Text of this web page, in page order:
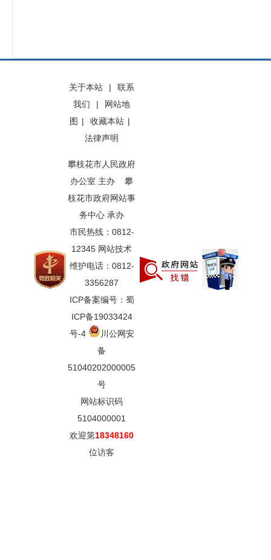
关于本站 |
联系
我们
|
网站地
图 | 收藏本站 |
法律声明
攀枝花市人民政府
办公室 主办 攀
枝花市政府网站事
务中心 承办
市民热线：0812-
12345 网站技术
维护电话：0812-
3356287
ICP备案编号：蜀
ICP备19033424
号-4
川公网安
备
51040202000005
号
网站标识码
5104000001
欢迎第18348160
位访客